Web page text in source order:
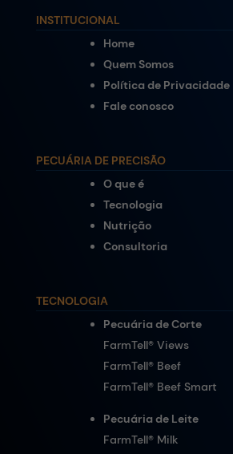
INSTITUCIONAL
Home
Quem Somos
Política de Privacidade
Fale conosco
PECUÁRIA DE PRECISÃO
O que é
Tecnologia
Nutrição
Consultoria
TECNOLOGIA
Pecuária de Corte
FarmTell® Views
FarmTell® Beef
FarmTell® Beef Smart
Pecuária de Leite
FarmTell® Milk